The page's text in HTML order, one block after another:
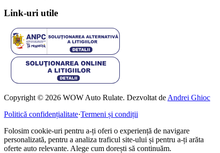
Link-uri utile
Copyright © 2026 WOW Auto Rulate. Dezvoltat de Andrei Ghioc
Politică confidențialitate·Termeni și condiții
Folosim cookie-uri pentru a-ți oferi o experiență de navigare
personalizată, pentru a analiza traficul site-ului și pentru a-ți arăta
oferte auto relevante. Alege cum dorești să continuăm.